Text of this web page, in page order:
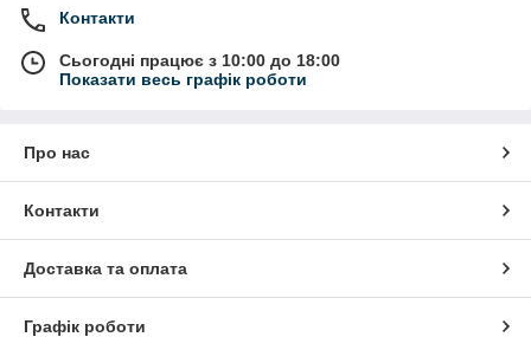
Контакти
Сьогодні працює з 10:00 до 18:00
Показати весь графік роботи
Про нас
Контакти
Доставка та оплата
Графік роботи